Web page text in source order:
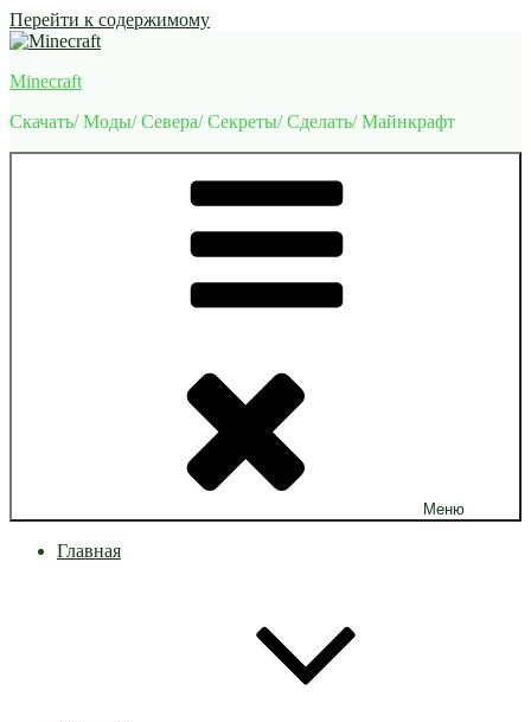
Перейти к содержимому
Minecraft
Скачать/ Моды/ Севера/ Секреты/ Сделать/ Майнкрафт
Меню
Главная